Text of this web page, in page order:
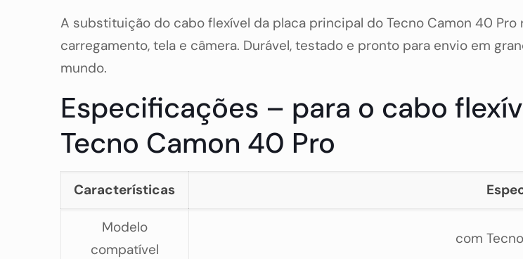
A substituição do cabo flexível da placa principal do Tecno Camon 40
carregamento, tela e câmera. Durável, testado e pronto para envio em
mundo.
Especificações – para o cabo
Tecno Camon 40 Pro
Características
Modelo
compatível
com